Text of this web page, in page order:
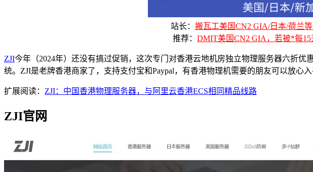
站长： 搬瓦工美国CN2 GIA/日本/荷兰
推荐： DMIT美国CN2 GIA，若被*每15
ZJI今年（2024年）还没有搞过促销，这次专门对香港云地机房独立物理服务器六折优
统。ZJI是老牌香港商家了，支持支付宝和Paypal，有香港物理机需要的朋友可以放心入
扩展阅读： ZJI：中国香港物理服务器，与阿里云香港ECS相同精品线路
ZJI官网